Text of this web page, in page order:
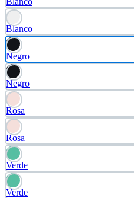
Blanco
Negro
Negro
Rosa
Rosa
Verde
Verde